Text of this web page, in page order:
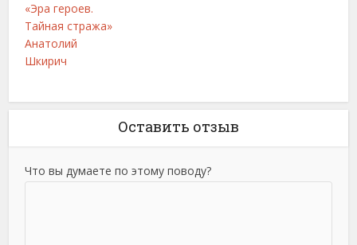
«Эра героев.
Тайная стража»
Анатолий
Шкирич
Оставить отзыв
Что вы думаете по этому поводу?